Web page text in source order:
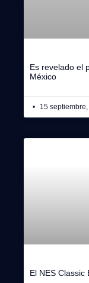
Es revelado el
México
15
El NES Classic